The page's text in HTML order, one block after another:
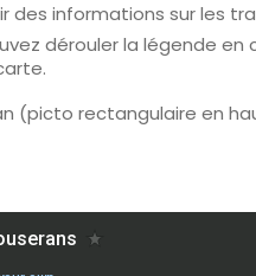
des informations sur les
dérouler la légende
(picto rectangulaire en